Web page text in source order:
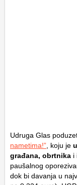
Udruga Glas
nametima!” , koju je
građana, obrtnika i
paušalnog
dok bi davanja u